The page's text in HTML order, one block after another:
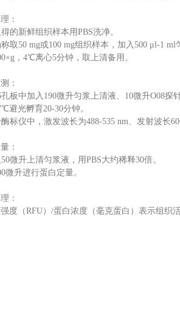
：
的新鲜组织样本用PBS洗净。
取50 mg或100 mg组织样本，加入500 μl-1
，4℃离心5分钟，取上清备用。
：
孔板中加入190微升匀浆上清液、10微升O08探
避光孵育20-30分钟。
标仪中，激发波长为488-535 nm、发射波长
：
微升上清匀浆液，用PBS大约稀释30倍。
微升进行蛋白定量。
：
度（RFU）/蛋白浓度（毫克蛋白）表示组织